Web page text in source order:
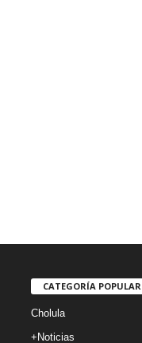
CATEGORÍA POPULAR
Cholula
+Noticias